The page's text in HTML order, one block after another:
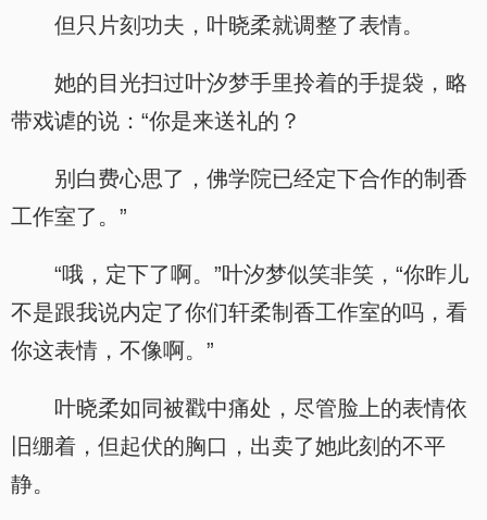
但只片刻功夫，叶晓柔就调整了表情。
她的目光扫过叶汐梦手里拎着的手提袋，略
带戏谑的说：“你是来送礼的？
别白费心思了，佛学院已经定下合作的制香
工作室了。”
“哦，定下了啊。”叶汐梦似笑非笑，“你昨儿
不是跟我说内定了你们轩柔制香工作室的吗，看
你这表情，不像啊。”
叶晓柔如同被戳中痛处，尽管脸上的表情依
旧绷着，但起伏的胸口，出卖了她此刻的不平
静。